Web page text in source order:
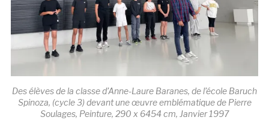
Des élèves de la classe d’Anne-Laure Baranes, de l’école Baruch
Spinoza, (cycle 3) devant une œuvre emblématique de Pierre
Soulages, Peinture, 290 x 6454 cm, Janvier 1997